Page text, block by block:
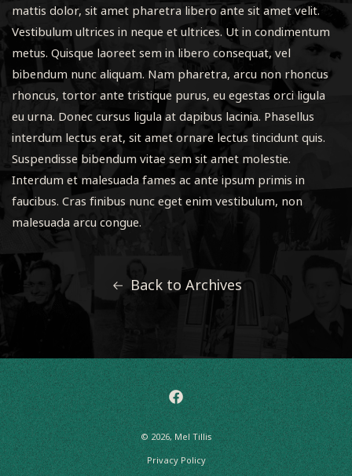
mattis dolor, sit amet pharetra libero ante sit amet velit.
Vestibulum ultrices in neque et ultrices. Ut in condimentum
metus. Quisque laoreet sem in libero consequat, vel
bibendum nunc aliquam. Nam pharetra, arcu non rhoncus
rhoncus, tortor ante tristique purus, eu egestas orci ligula
eu urna. Donec cursus ligula at dapibus lacinia. Phasellus
interdum lectus erat, sit amet ornare lectus tincidunt quis.
Suspendisse bibendum vitae sem sit amet molestie.
Interdum et malesuada fames ac ante ipsum primis in
faucibus. Cras finibus nunc eget enim vestibulum, non
malesuada arcu congue.
Back to Archives
Facebook
© 2026,Mel Tillis
Privacy Policy